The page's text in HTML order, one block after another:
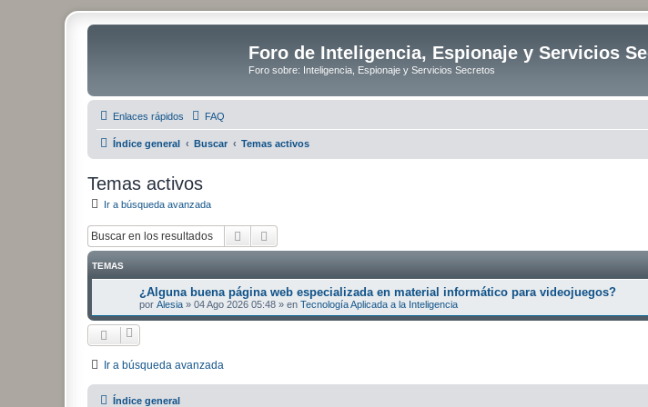
Foro de Inteligencia, Espionaje y Servicios
Foro sobre: Inteligencia, Espionaje y Servicios Secretos
Enlaces rápidos FAQ
Índice general Buscar Temas activos
Temas activos
Ir a búsqueda avanzada
Buscar
TEMAS
¿Alguna buena página web especializada en material informático para videojuegos?
por Alesia » 04 Ago 2026 05:48 » en Tecnología Aplicada a la Inteligencia
Ir a búsqueda avanzada
Índice general